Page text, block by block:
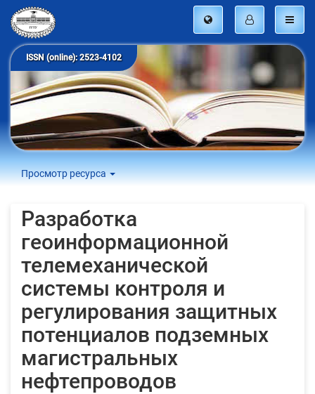
ISSN (online): 2523-4102
Просмотр ресурса
Разработка
геоинформационной
телемеханической
системы контроля и
регулирования защитных
потенциалов подземных
магистральных
нефтепроводов